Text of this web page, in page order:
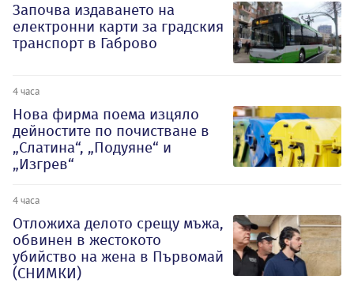
Започва издаването на
електронни карти за градския
транспорт в Габрово
4 часа
Нова фирма поема изцяло
дейностите по почистване в
„Слатина“, „Подуяне“ и
„Изгрев“
4 часа
Отложиха делото срещу мъжа,
обвинен в жестокото
убийство на жена в Първомай
(СНИМКИ)